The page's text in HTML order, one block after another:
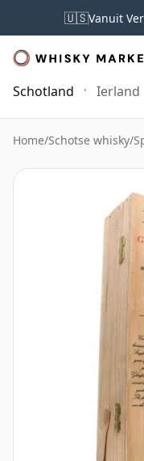
🇺🇸Vanuit
Schotland Ierland
Home/Schotse whisky/